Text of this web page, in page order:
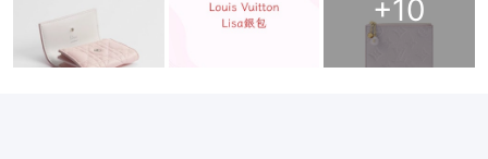
+10